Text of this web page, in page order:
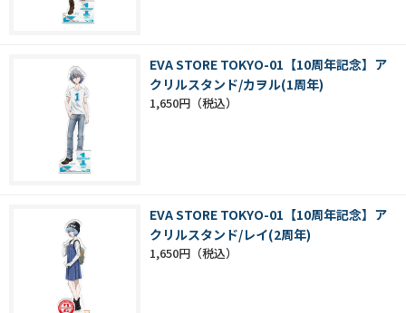
EVA STORE TOKYO-01【10周年記念】ア
クリルスタンド/カヲル(1周年)
1,650円
EVA STORE TOKYO-01【10周年記念】ア
クリルスタンド/レイ(2周年)
1,650円